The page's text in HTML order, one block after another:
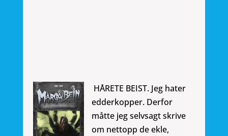
HÅRETE BEIST. Jeg hater
edderkopper. Derfor
måtte jeg selvsagt skrive
om nettopp de ekle,